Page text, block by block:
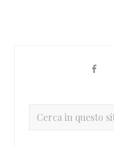
primaria
Cerca